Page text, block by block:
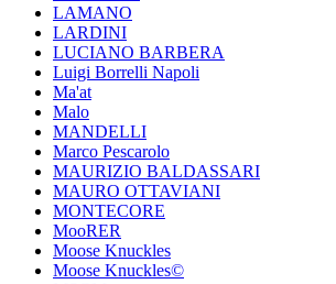
LAMANO
LARDINI
LUCIANO BARBERA
Luigi Borrelli Napoli
Ma'at
Malo
MANDELLI
Marco Pescarolo
MAURIZIO BALDASSARI
MAURO OTTAVIANI
MONTECORE
MooRER
Moose Knuckles
Moose Knuckles©️